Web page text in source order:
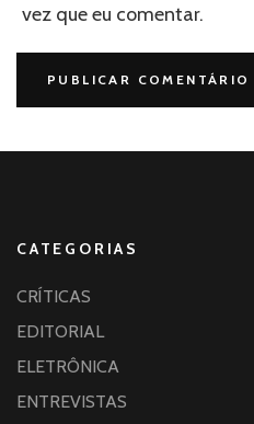
vez que eu comentar.
CATEGORIAS
CRÍTICAS
EDITORIAL
ELETRÔNICA
ENTREVISTAS